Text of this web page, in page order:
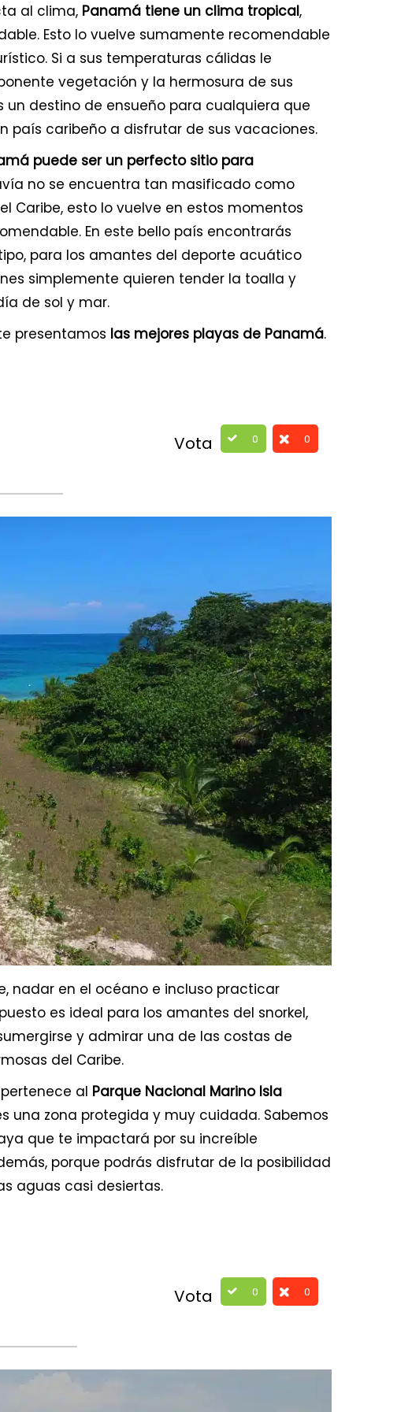
al clima, Panamá tiene un clima tropical,
Esto lo vuelve sumamente recomendable
Si a sus temperaturas cálidas le
vegetación y la hermosura de sus
un destino de ensueño para cualquiera que
país caribeño a disfrutar de sus vacaciones.
puede ser un perfecto sitio para
no se encuentra tan masificado como
Caribe, esto lo vuelve en estos momentos
En este bello país encontrarás
para los amantes del deporte acuático
simplemente quieren tender la toalla y
de sol y mar.
presentamos las mejores playas de Panamá.
Vota 0 0
nadar en el océano e incluso practicar
es ideal para los amantes del snorkel,
y admirar una de las costas de
del Caribe.
al Parque Nacional Marino Isla
una zona protegida y muy cuidada. Sabemos
que te impactará por su increíble
porque podrás disfrutar de la posibilidad
aguas casi desiertas.
Vota 0 0